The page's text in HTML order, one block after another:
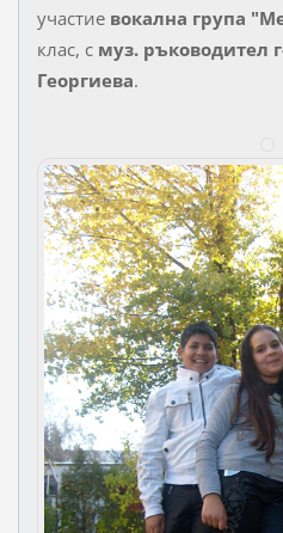
участие вокална група
клас, с муз. ръководител
Георгиева.